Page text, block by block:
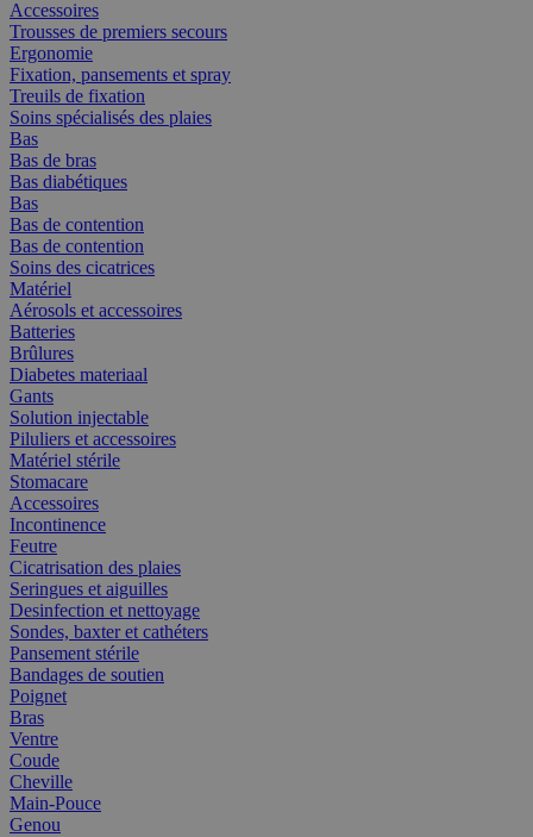
Accessoires
Trousses de premiers secours
Ergonomie
Fixation, pansements et spray
Treuils de fixation
Soins spécialisés des plaies
Bas
Bas de bras
Bas diabétiques
Bas
Bas de contention
Bas de contention
Soins des cicatrices
Matériel
Aérosols et accessoires
Batteries
Brûlures
Diabetes materiaal
Gants
Solution injectable
Piluliers et accessoires
Matériel stérile
Stomacare
Accessoires
Incontinence
Feutre
Cicatrisation des plaies
Seringues et aiguilles
Desinfection et nettoyage
Sondes, baxter et cathéters
Pansement stérile
Bandages de soutien
Poignet
Bras
Ventre
Coude
Cheville
Main-Pouce
Genou